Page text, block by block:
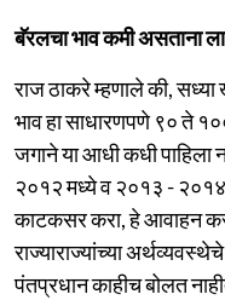
बॅरलचा भाव कमी असताना
राज ठाकरे म्हणाले की, सध्या
भाव हा साधारणपणे ९० ते
जगाने या आधी कधी
२०१२ मध्ये व २०१३ - २०१४
काटकसर करा, हे आवाहन
राज्याराज्यांच्या
पंतप्रधान काहीच बोलत